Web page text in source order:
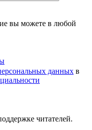
вы можете в любой
данных в
читателей.